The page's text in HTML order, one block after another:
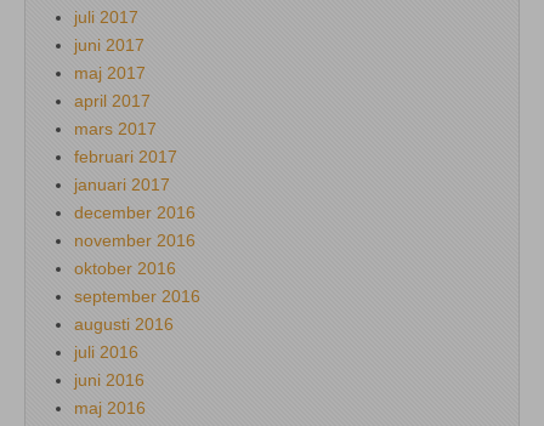
juli 2017
juni 2017
maj 2017
april 2017
mars 2017
februari 2017
januari 2017
december 2016
november 2016
oktober 2016
september 2016
augusti 2016
juli 2016
juni 2016
maj 2016